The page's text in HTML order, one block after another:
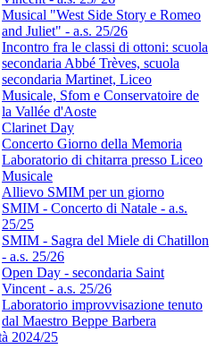
Musical "West Side Story e Romeo
and Juliet" - a.s. 25/26
Incontro fra le classi di ottoni: scuola
secondaria Abbé Trèves, scuola
secondaria Martinet, Liceo
Musicale, Sfom e Conservatoire de
la Vallée d'Aoste
Clarinet Day
Concerto Giorno della Memoria
Laboratorio di chitarra presso Liceo
Musicale
Allievo SMIM per un giorno
SMIM - Concerto di Natale - a.s.
25/25
SMIM - Sagra del Miele di Chatillon
- a.s. 25/26
Open Day - secondaria Saint
Vincent - a.s. 25/26
Laboratorio improvvisazione tenuto
dal Maestro Beppe Barbera
2024/25